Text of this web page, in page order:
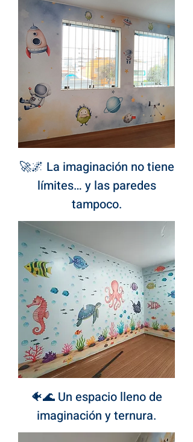
🚀🌌 La imaginación no tiene
límites… y las paredes
tampoco.
🐠🌊 Un espacio lleno de
imaginación y ternura.